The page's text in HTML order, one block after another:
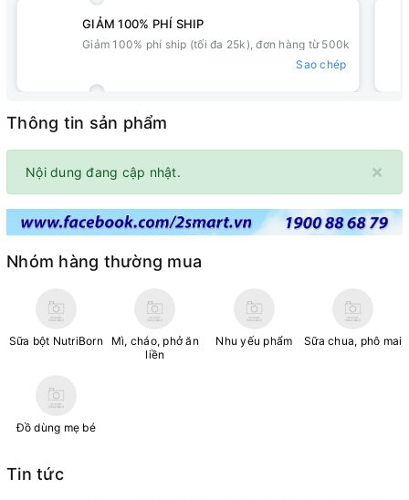
GIẢM 100% PHÍ SHIP
Giảm 100% phí ship (tối đa 25k), đơn hàng từ 500k
Sao chép
Thông tin sản phẩm
×
Nội dung đang cập nhật.
Nhóm hàng thường mua
Sữa bột NutriBorn
Mì, cháo, phở ăn
liền
Nhu yếu phẩm Sữa chua, phô mai
Đồ dùng mẹ bé
Tin tức